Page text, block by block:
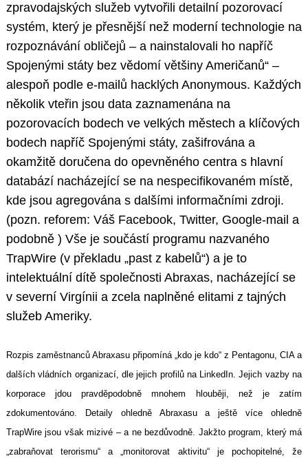
zpravodajských služeb vytvořili detailní pozorovací
systém, který je přesnější než moderní technologie na
rozpoznávání obličejů – a nainstalovali ho napříč
Spojenými státy bez vědomí většiny Američanů“ –
alespoň podle e-mailů hacklých Anonymous. Každých
několik vteřin jsou data zaznamenána na
pozorovacích bodech ve velkých městech a klíčových
bodech napříč Spojenými státy, zašifrována a
okamžitě doručena do opevněného centra s hlavní
databází nacházející se na nespecifikovaném místě,
kde jsou agregována s dalšími informačními zdroji.
(pozn. reforem: Váš Facebook, Twitter, Google-mail a
podobně ) Vše je součástí programu nazvaného
TrapWire (v překladu „past z kabelů“) a je to
intelektuální dítě společnosti Abraxas, nacházející se
v severní Virgínii a zcela naplněné elitami z tajných
služeb Ameriky.
Rozpis zaměstnanců Abraxasu připomíná „kdo je kdo“ z Pentagonu, CIA a
dalších vládních organizací, dle jejich profilů na LinkedIn. Jejich vazby na
korporace jdou pravděpodobně mnohem hlouběji, než je zatím
zdokumentováno. Detaily ohledně Abraxasu a ještě více ohledně
TrapWire jsou však mizivé – a ne bezdůvodně. Jakžto program, který má
„zabraňovat terorismu“ a „monitorovat aktivitu“ je pochopitelné, že